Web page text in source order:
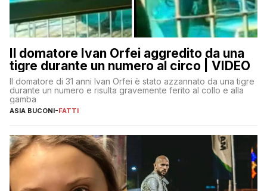
Il domatore Ivan Orfei aggredito da una
tigre durante un numero al circo | VIDEO
Il domatore di 31 anni Ivan Orfei è stato azzannato da una tigre
durante un numero e risulta gravemente ferito al collo e alla
gamba
ASIA BUCONI-FATTI